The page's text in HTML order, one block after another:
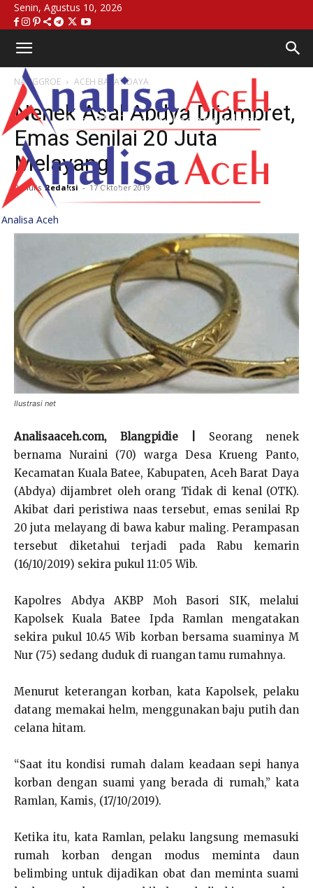
Senin, Agustus 10, 2026
Analisa Aceh
NANGGROE ACEH BARAT DAYA
Nenek Asal Abdya Dijambret,
Emas Senilai 20 Juta
Melayang
Penulis Redaksi - 17 Oktober 2019
Ilustrasi net
Analisaaceh.com, Blangpidie |
Seorang nenek
bernama Nuraini (70) warga Desa Krueng Panto,
Kecamatan Kuala Batee, Kabupaten, Aceh Barat Daya
(Abdya) dijambret oleh orang Tidak di kenal (OTK).
Akibat dari peristiwa naas tersebut, emas senilai Rp
20 juta melayang di bawa kabur maling. Perampasan
tersebut diketahui terjadi pada Rabu kemarin
(16/10/2019) sekira pukul 11:05 Wib.
Kapolres Abdya AKBP Moh Basori SIK, melalui
Kapolsek Kuala Batee Ipda Ramlan mengatakan
sekira pukul 10.45 Wib korban bersama suaminya M
Nur (75) sedang duduk di ruangan tamu rumahnya.
Menurut keterangan korban, kata Kapolsek, pelaku
datang memakai helm, menggunakan baju putih dan
celana hitam.
“Saat itu kondisi rumah dalam keadaan sepi hanya
korban dengan suami yang berada di rumah,” kata
Ramlan, Kamis, (17/10/2019).
Ketika itu, kata Ramlan, pelaku langsung memasuki
rumah korban dengan modus meminta daun
belimbing untuk dijadikan obat dan meminta suami